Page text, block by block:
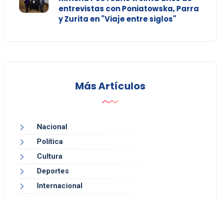
entrevistas con Poniatowska, Parra
y Zurita en "Viaje entre siglos"
Más Artículos
Nacional
Política
Cultura
Deportes
Internacional